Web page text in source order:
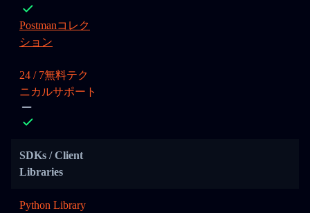
Postmanコレク
ション
24 / 7無料テク
ニカルサポート
SDKs / Client
Libraries
Python Library